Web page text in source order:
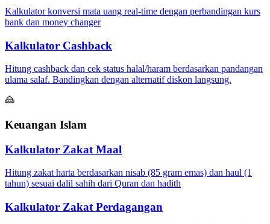
Kalkulator konversi mata uang real-time dengan perbandingan kurs
bank dan money changer
Kalkulator Cashback
Hitung cashback dan cek status halal/haram berdasarkan pandangan
ulama salaf. Bandingkan dengan alternatif diskon langsung.
Keuangan Islam
Kalkulator Zakat Maal
Hitung zakat harta berdasarkan nisab (85 gram emas) dan haul (1
tahun) sesuai dalil sahih dari Quran dan hadith
Kalkulator Zakat Perdagangan